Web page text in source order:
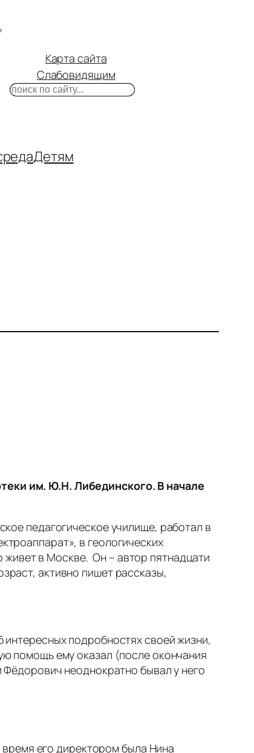
Карта сайта
Слабовидящим
Поиск
Детям
им. Ю.Н. Либединского. В начале
педагогическое училище, работал в
в геологических
живет в Москве. Он – автор пятнадцати
активно пишет рассказы,
подробностях своей жизни,
помощь ему оказал (после окончания
Фёдорович неоднократно бывал у него
время его директором была Нина